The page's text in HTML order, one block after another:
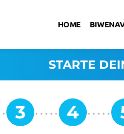
HOME
STARTE